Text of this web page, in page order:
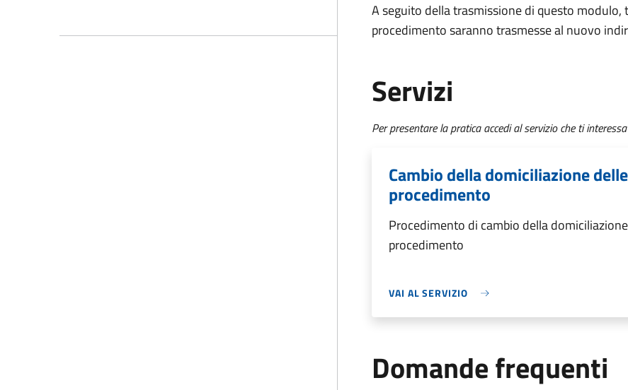
A seguito della trasmissione di questo
procedimento saranno trasmesse al nuovo
Servizi
Per presentare la pratica accedi al servizio che ti interessa
Cambio della domiciliazione
procedimento
Procedimento di cambio della
procedimento
VAI AL SERVIZIO
Domande frequenti